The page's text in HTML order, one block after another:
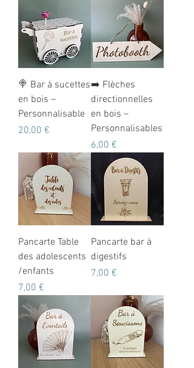
🍭 Bar à sucettes
en bois –
Personnalisable
Prix
20,00 €
➡️ Flèches
directionnelles
en bois –
Personnalisables
Prix
6,00 €
Pancarte Table
des adolescents
/enfants
Prix
7,00 €
Pancarte bar à
digestifs
Prix
7,00 €